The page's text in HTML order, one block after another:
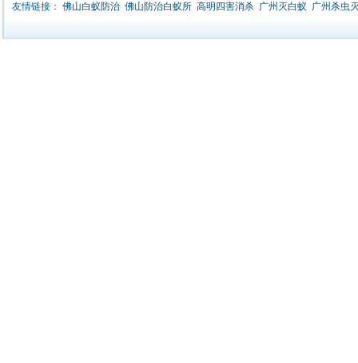
友情链接： 佛山白蚁防治 佛山防治白蚁所 高明四害消杀 广州灭白蚁 广州杀虫